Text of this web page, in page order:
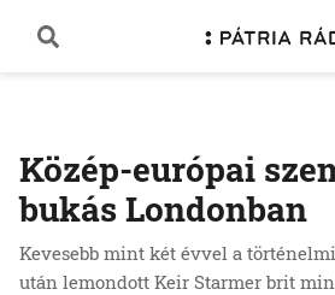
Közép-európai
bukás Londonban
Kevesebb mint két évvel a
után lemondott Keir Starmer brit